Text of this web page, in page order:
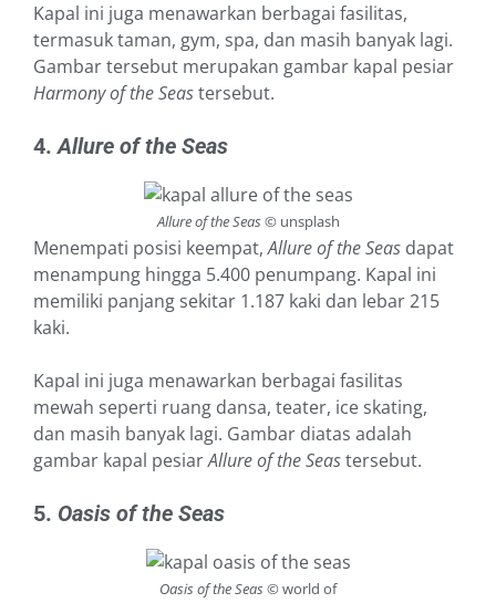
Kapal ini juga menawarkan berbagai fasilitas,
termasuk taman, gym, spa, dan masih banyak lagi.
Gambar tersebut merupakan gambar kapal pesiar
Harmony of the Seastersebut.
4.Allure of the Seas
Allure of the Seas© unsplash
Menempati posisi keempat,Allure of the Seas dapat
menampung hingga 5.400 penumpang. Kapal ini
memiliki panjang sekitar 1.187 kaki dan lebar 215
kaki.
Kapal ini juga menawarkan berbagai fasilitas
mewah seperti ruang dansa, teater, ice skating,
dan masih banyak lagi. Gambar diatas adalah
gambar kapal pesiarAllure of the Seastersebut.
5. Oasis of the Seas
Oasis of the Seas© world of